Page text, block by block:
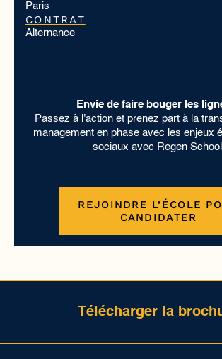
Paris
CONTRAT
Alternance
Envie de faire bouger les
Passez à l'action et prenez part à la
management en phase avec les enjeux
sociaux avec Regen
REJOINDRE L’ÉCOLE
CANDIDATER
Télécharger la